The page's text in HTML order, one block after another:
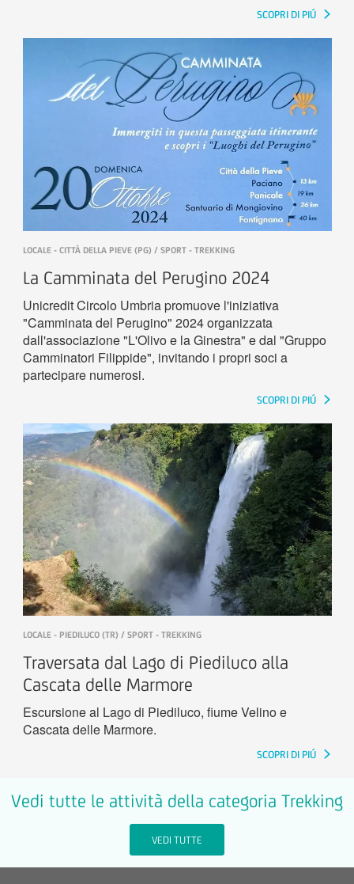
SCOPRI DI PIÚ
LOCALE - CITTÀ DELLA PIEVE (PG) / SPORT - TREKKING
La Camminata del Perugino 2024
Unicredit Circolo Umbria promuove l'iniziativa
"Camminata del Perugino" 2024 organizzata
dall'associazione "L'Olivo e la Ginestra" e dal "Gruppo
Camminatori Filippide", invitando i propri soci a
partecipare numerosi.
SCOPRI DI PIÚ
LOCALE - PIEDILUCO (TR) / SPORT - TREKKING
Traversata dal Lago di Piediluco alla
Cascata delle Marmore
Escursione al Lago di Piediluco, fiume Velino e
Cascata delle Marmore.
SCOPRI DI PIÚ
Vedi tutte le attività della categoria Trekking
VEDI TUTTE